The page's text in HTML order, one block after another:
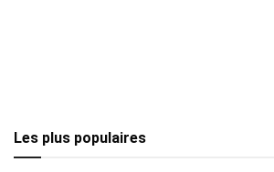
Les plus populaires